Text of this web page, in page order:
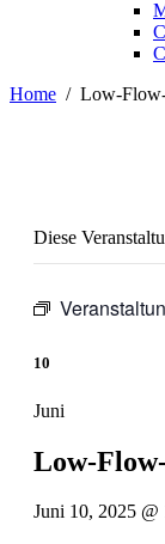
Home / Low-
Diese
10
Juni
Low-
Juni 10, 2025